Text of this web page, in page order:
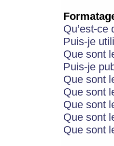
Qu’est-ce
Puis-je
Que sont
Puis-je
Que sont
Que sont
Que sont
Que sont
Que sont